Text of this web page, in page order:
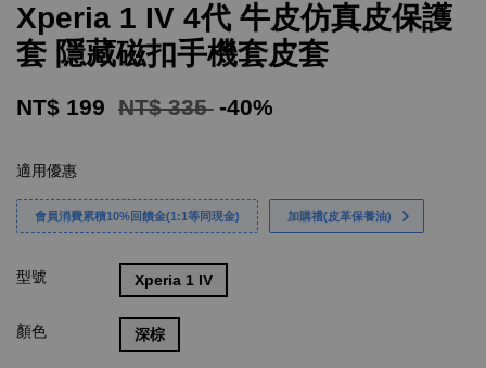
Xperia 1 IV 4代 牛皮仿真皮保護
套 隱藏磁扣手機套皮套
NT$ 199 NT$ 335 -40%
適用優惠
會員消費累積10%回饋金(1:1等同現金) 加購禮(皮革保養油)
型號 Xperia 1 IV
顏色 深棕